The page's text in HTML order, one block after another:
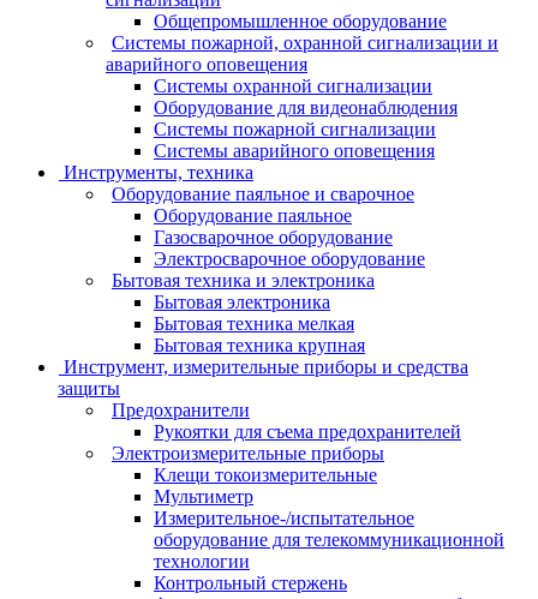
Общепромышленное оборудование
Системы пожарной, охранной сигнализации и
аварийного оповещения
Системы охранной сигнализации
Оборудование для видеонаблюдения
Системы пожарной сигнализации
Системы аварийного оповещения
Инструменты, техника
Оборудование паяльное и сварочное
Оборудование паяльное
Газосварочное оборудование
Электросварочное оборудование
Бытовая техника и электроника
Бытовая электроника
Бытовая техника мелкая
Бытовая техника крупная
Инструмент, измерительные приборы и средства
защиты
Предохранители
Рукоятки для съема предохранителей
Электроизмерительные приборы
Клещи токоизмерительные
Мультиметр
Измерительное-/испытательное
оборудование для телекоммуникационной
технологии
Контрольный стержень